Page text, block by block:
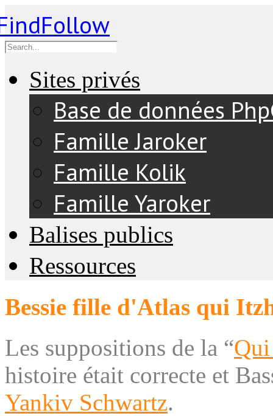
Sites privés
Base de données
Famille Jaroker
Famille Kolik
Famille Yaroker
Balises publics
Ressources
Bessie fille d'Atlas qui
Les suppositions de la “
histoire était correcte et
Yankiv Schwartz.